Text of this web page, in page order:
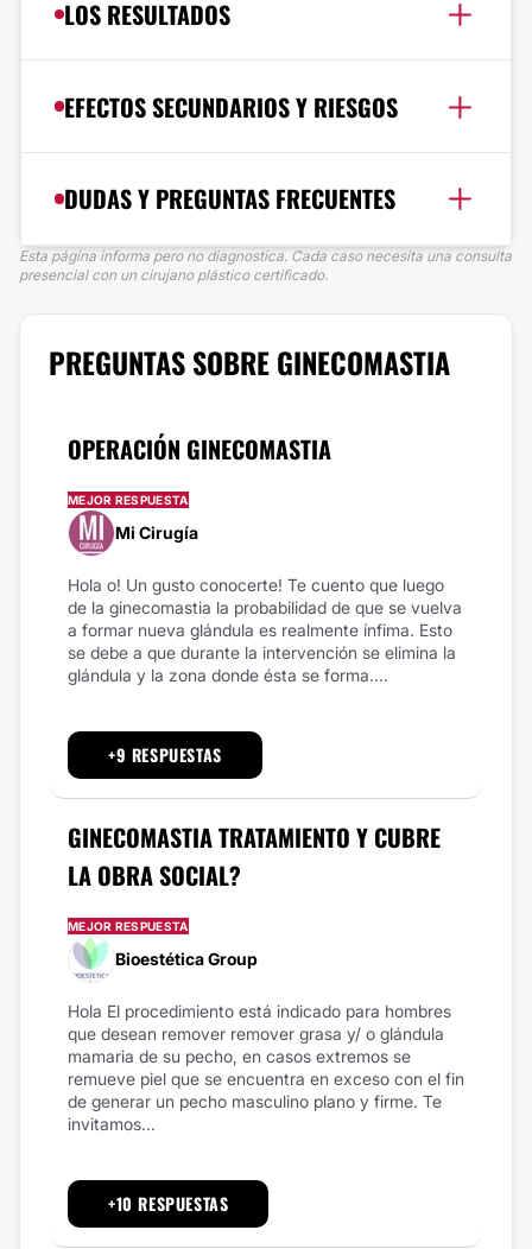
LOS RESULTADOS
EFECTOS SECUNDARIOS Y RIESGOS
DUDAS Y PREGUNTAS FRECUENTES
Esta página informa pero no diagnostica. Cada caso necesita una consulta
presencial con un cirujano plástico certificado.
PREGUNTAS SOBRE GINECOMASTIA
OPERACIÓN GINECOMASTIA
MEJOR RESPUESTA
Mi Cirugía
Hola o! Un gusto conocerte! Te cuento que luego
de la ginecomastia la probabilidad de que se vuelva
a formar nueva glándula es realmente ínfima. Esto
se debe a que durante la intervención se elimina la
glándula y la zona donde ésta se forma....
+9 RESPUESTAS
GINECOMASTIA TRATAMIENTO Y CUBRE
LA OBRA SOCIAL?
MEJOR RESPUESTA
Bioestética Group
Hola El procedimiento está indicado para hombres
que desean remover remover grasa y/ o glándula
mamaria de su pecho, en casos extremos se
remueve piel que se encuentra en exceso con el fin
de generar un pecho masculino plano y firme. Te
invitamos...
+10 RESPUESTAS